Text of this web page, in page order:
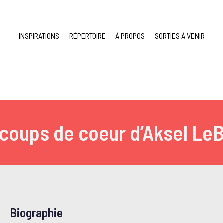
INSPIRATIONS RÉPERTOIRE À PROPOS SORTIES À VENIR
de coeur d’Aksel
Biographie